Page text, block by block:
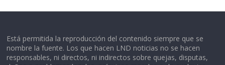
Está permitida la reproducción del contenido siempre que se
nombre la fuente. Los que hacen LND noticias no se hacen
responsables, ni directos, ni indirectos sobre quejas, disputas,